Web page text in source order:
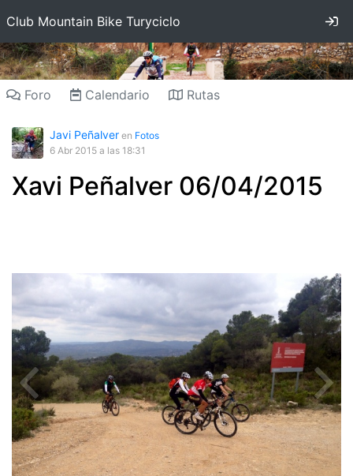
Club Mountain Bike Turyciclo
Foro Calendario Rutas
Javi Peñalver en Fotos
6 Abr 2015 a las 18:31
Xavi Peñalver 06/04/2015